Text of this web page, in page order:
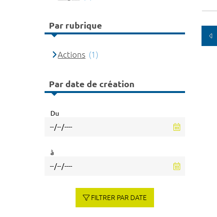
Par rubrique
Actions (1)
Par date de création
Du
à
FILTRER PAR DATE